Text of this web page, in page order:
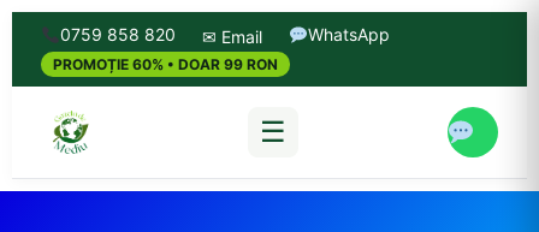
0759 858 820 ✉ Email WhatsApp
PROMOȚIE 60% • DOAR 99 RON
☰